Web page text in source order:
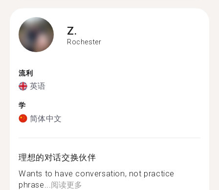
Z.
Rochester
流利
英语
学
简体中文
理想的对话交换伙伴
Wants to have conversation, not practice
phrase... 阅读更多